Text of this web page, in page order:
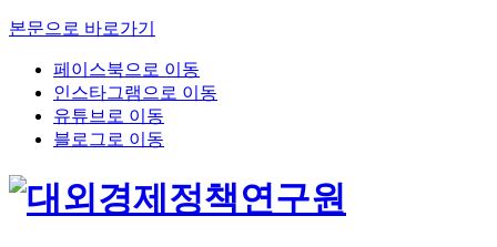
본문으로 바로가기
페이스북으로 이동
인스타그램으로 이동
유튜브로 이동
블로그로 이동